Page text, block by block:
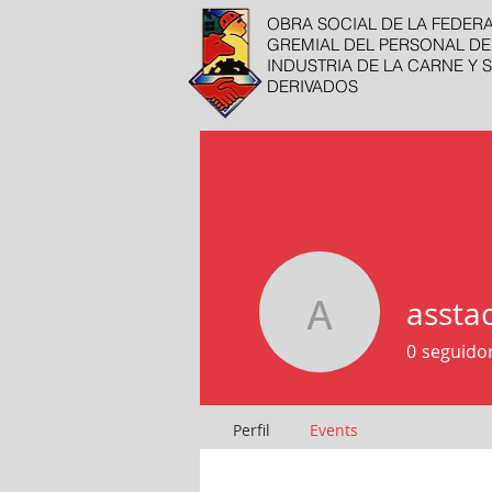
OBRA SOCIAL DE LA
GREMIAL DEL PERSONAL
INDUSTRIA DE LA CARNE Y
DERIVADOS
0
Perfil Events